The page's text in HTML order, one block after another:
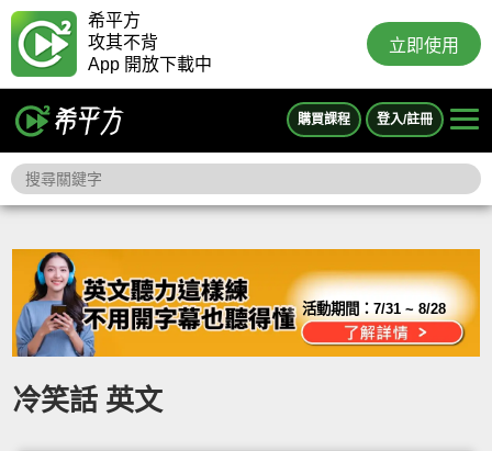
希平方
攻其不背
App 開放下載中
立即使用
購買課程 登入/註冊
活動期間：7/31 ~ 8/28
冷笑話 英文